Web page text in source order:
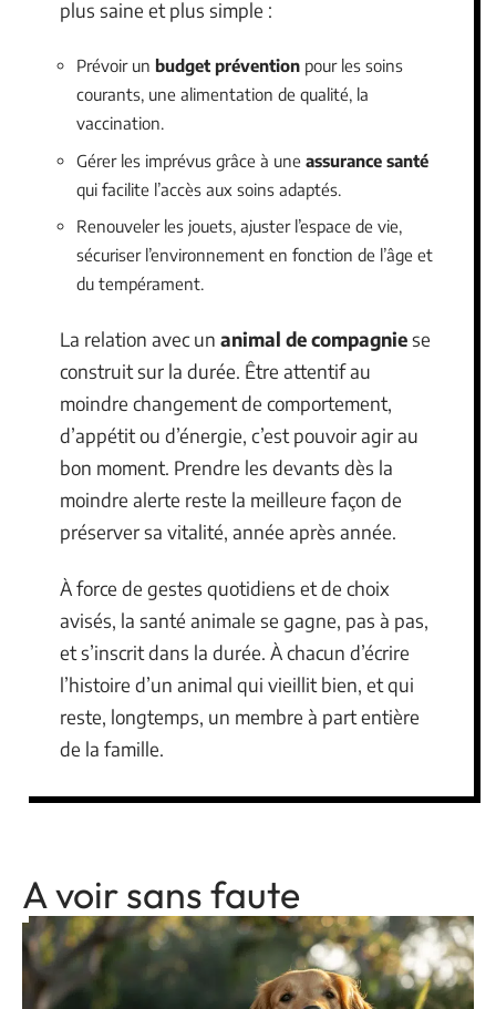
plus saine et plus simple :
Prévoir un budget prévention pour les soins
courants, une alimentation de qualité, la
vaccination.
Gérer les imprévus grâce à une assurance santé
qui facilite l’accès aux soins adaptés.
Renouveler les jouets, ajuster l’espace de vie,
sécuriser l’environnement en fonction de l’âge et
du tempérament.
La relation avec un animal de compagniese
construit sur la durée. Être attentif au
moindre changement de comportement,
d’appétit ou d’énergie, c’est pouvoir agir au
bon moment. Prendre les devants dès la
moindre alerte reste la meilleure façon de
préserver sa vitalité, année après année.
À force de gestes quotidiens et de choix
avisés, la santé animale se gagne, pas à pas,
et s’inscrit dans la durée. À chacun d’écrire
l’histoire d’un animal qui vieillit bien, et qui
reste, longtemps, un membre à part entière
de la famille.
A voir sans faute